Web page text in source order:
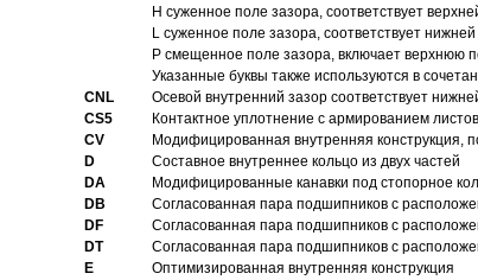
H суженное поле зазора, соответствует
L суженное поле зазора, соответствует
P смещенное поле зазора, включает верхнюю
Указанные буквы также используются в
CNL
Осевой внутренний зазор соответствует
CS5
Контактное уплотнение с армированием
CV
Модифицированная внутренняя конструкция,
D
Составное внутреннее кольцо из двух частей
DA
Модифицированные канавки под стопорное
DB
Согласованная пара подшипников с
DF
Согласованная пара подшипников с
DT
Согласованная пара подшипников с
E
Оптимизированная внутренняя конструкция